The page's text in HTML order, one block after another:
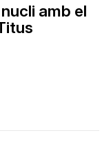
amb el